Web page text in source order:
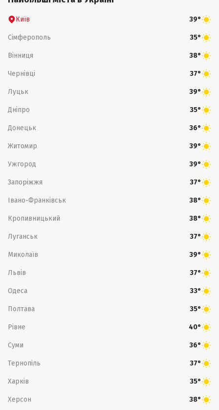
Київ 39°
Сімферополь 35°
Вінниця 38°
Чернівці 37°
Луцьк 39°
Дніпро 35°
Донецьк 36°
Житомир 39°
Ужгород 39°
Запоріжжя 37°
Івано-Франківськ 38°
Кропивницький 38°
Луганськ 37°
Миколаїв 39°
Львів 37°
Одеса 33°
Полтава 35°
Рівне 40°
Суми 36°
Тернопіль 37°
Харків 35°
Херсон 38°